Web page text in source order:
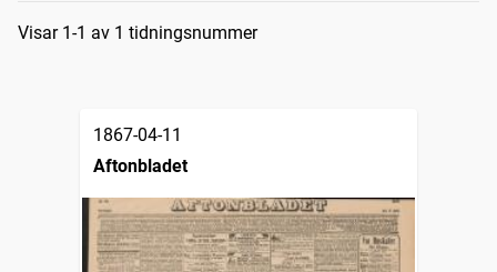
Sökresultat
Visar 1-1 av 1 tidningsnummer
1867-04-11
Aftonbladet